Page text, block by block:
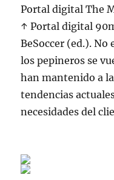
Portal digital The
↑ Portal digital
BeSoccer (ed.).
los pepineros se
han mantenido a
tendencias
necesidades del